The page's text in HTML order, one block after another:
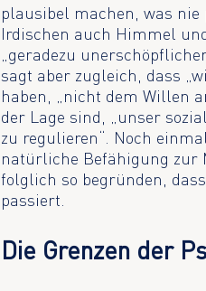
plausibel machen, was
Irdischen auch Himmel
„geradezu
sagt aber zugleich, dass
haben, „nicht dem Willen
der Lage sind, „unser
zu regulieren“. Noch
natürliche Befähigung zur
folglich so begründen,
passiert.
Die Grenzen der